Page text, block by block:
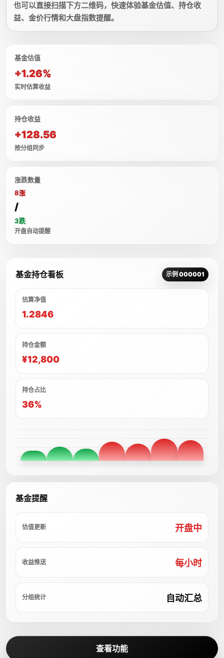
也可以直接扫描下方二维码，快速体验基金估值、持仓收
益、金价行情和大盘指数提醒。
基金估值
+1.26%
实时估算收益
持仓收益
+128.56
按分组同步
涨跌数量
8涨
/
3跌
开盘自动提醒
基金持仓看板 示例 000001
估算净值
1.2846
持仓金额
¥12,800
持仓占比
36%
基金提醒
估值更新 开盘中
收益推送 每小时
分组统计 自动汇总
查看功能